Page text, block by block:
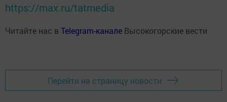
https://max.ru/tatmedia
Читайте нас в Telegram-канале Высокогорские вести
Перейти на страницу новости